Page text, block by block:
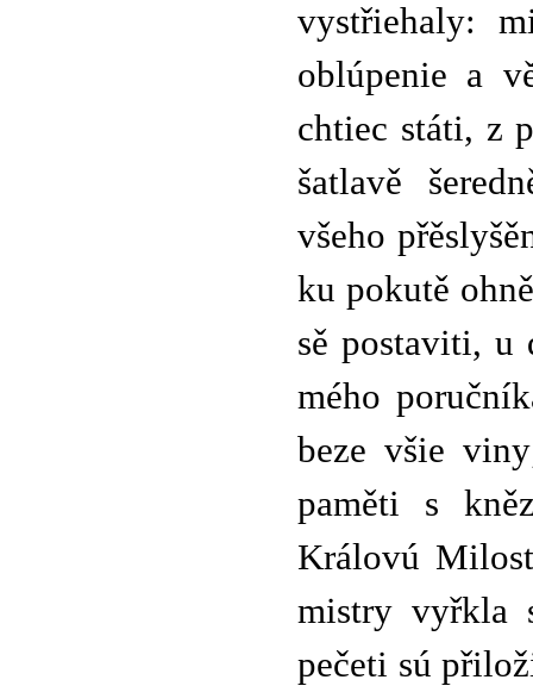
vystřiehaly:
oblúpenie a
chtiec státi, z
šatlavě
všeho
ku pokutě
sě postaviti, u
mého
beze všie
paměti s
Královú
mistry vyřkla
pečeti sú